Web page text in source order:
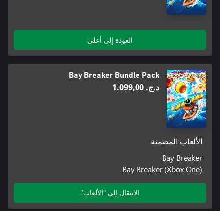
العودة إلى أعلى
Bay Breaker Bundle Pack
د.ج.‏ 1.099,00
الألعاب المضمنة
Bay Breaker
Bay Breaker (Xbox One)
الانتقال إلى "الألعاب"